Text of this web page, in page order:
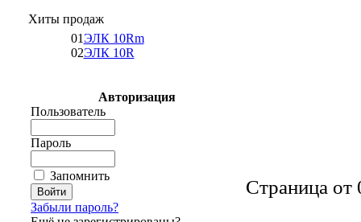
Хиты продаж
01ЭЛК 10Rm
02ЭЛК 10R
Авторизация
Пользователь
Пароль
Запомнить
Забыли пароль?
Страница от